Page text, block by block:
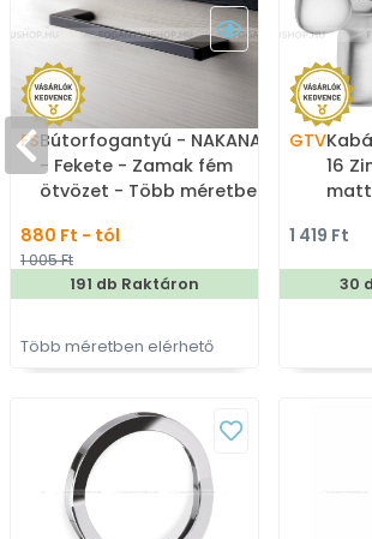
FSBútorfogantyú - NAKANA
- Fekete - Zamak fém
ötvözet - Több méretben
bútorfogantyú
880 Ft - tól
1 005 Ft
191 db Raktáron
Több méretben elérhető
GTV
16
fogas
1 419 Ft
30